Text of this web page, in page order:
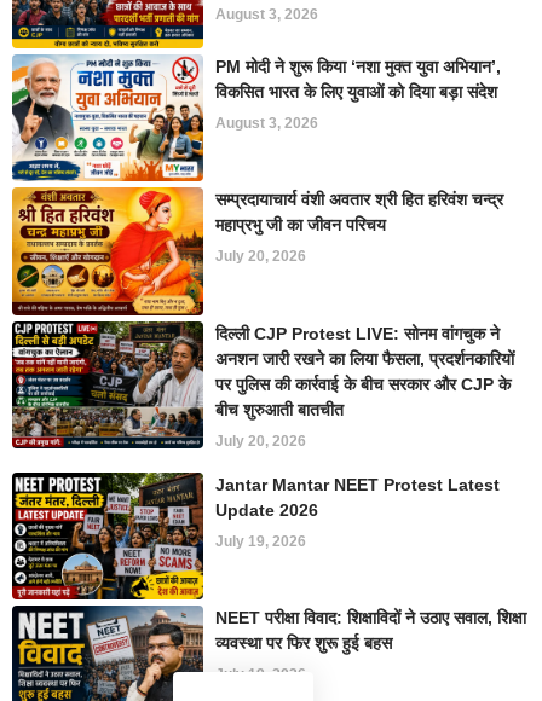
August 3, 2026
PM मोदी ने शुरू किया ‘नशा मुक्त युवा अभियान’,
विकसित भारत के लिए युवाओं को दिया बड़ा संदेश
August 3, 2026
सम्प्रदायाचार्य वंशी अवतार श्री हित हरिवंश चन्द्र
महाप्रभु जी का जीवन परिचय
July 20, 2026
दिल्ली CJP Protest LIVE: सोनम वांगचुक ने
अनशन जारी रखने का लिया फैसला, प्रदर्शनकारियों
पर पुलिस की कार्रवाई के बीच सरकार और CJP के
बीच शुरुआती बातचीत
July 20, 2026
Jantar Mantar NEET Protest Latest
Update 2026
July 19, 2026
NEET परीक्षा विवाद: शिक्षाविदों ने उठाए सवाल, शिक्षा
व्यवस्था पर फिर शुरू हुई बहस
July 19, 2026